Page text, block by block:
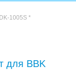
1005S *
для BBK